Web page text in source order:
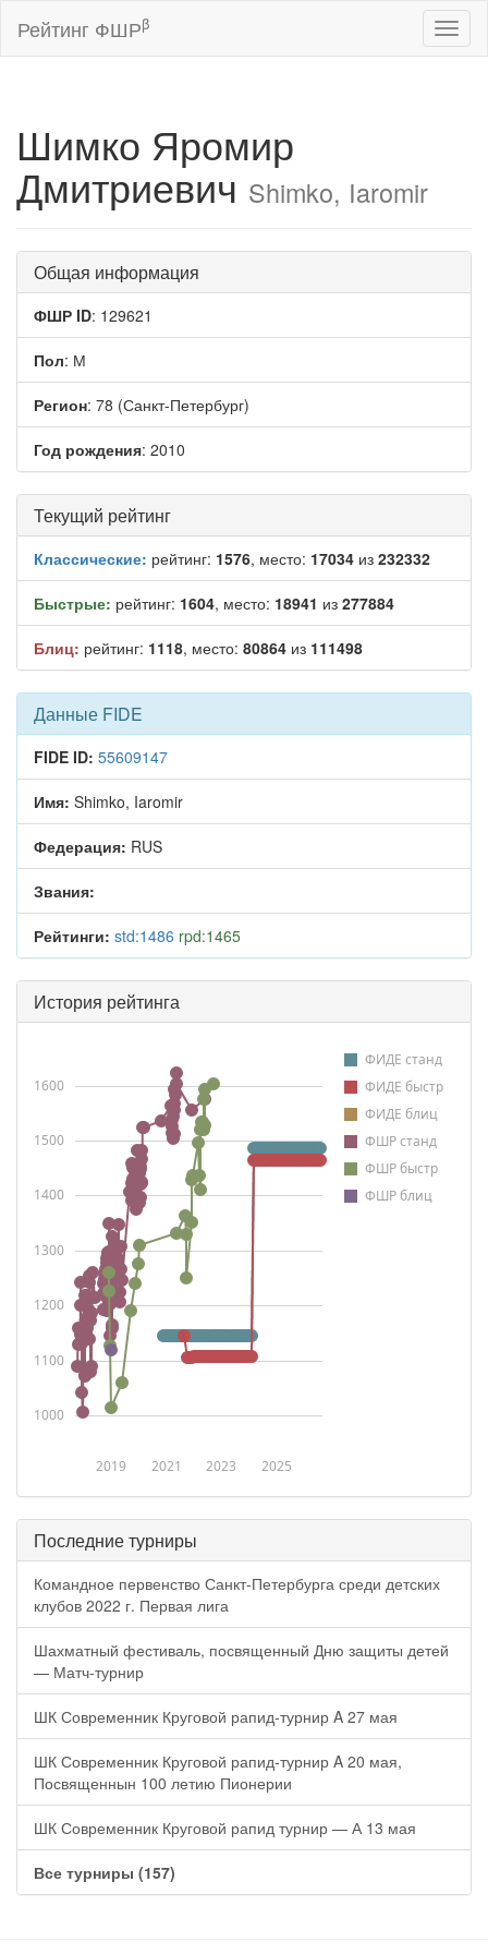
Рейтинг ФШРβ
Шимко Яромир
Дмитриевич Shimko, Iaromir
Общая информация
ФШР ID: 129621
Пол: М
Регион: 78 (Санкт-Петербург)
Год рождения: 2010
Текущий рейтинг
Классические: рейтинг: 1576, место: 17034 из 232332
Быстрые: рейтинг: 1604, место: 18941 из 277884
Блиц: рейтинг: 1118, место: 80864 из 111498
Данные FIDE
FIDE ID: 55609147
Имя: Shimko, Iaromir
Федерация: RUS
Звания:
Рейтинги: std:1486 rpd:1465
История рейтинга
ФИДЕ станд
ФИДЕ быстр
ФИДЕ блиц
ФШР станд
ФШР быстр
ФШР блиц
2019 2021 2023 2025
1000
1100
1200
1300
1400
1500
1600
Последние турниры
Командное первенство Санкт-Петербурга среди детских
клубов 2022 г. Первая лига
Шахматный фестиваль, посвященный Дню защиты детей
— Матч-турнир
ШК Современник Круговой рапид-турнир A 27 мая
ШК Современник Круговой рапид-турнир A 20 мая,
Посвященнын 100 летию Пионерии
ШК Современник Круговой рапид турнир — А 13 мая
Все турниры (157)